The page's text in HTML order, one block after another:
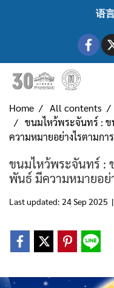
语
Home All contents
ขนมไหว้พระจันทร์ :
ความหมายอย่างไรตามก
ขนมไหว้พระจันทร์ :
พันธ์ มีความหมายอ
Last updated: 24 Sep 2025 |